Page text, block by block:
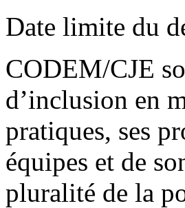
Date limite du
CODEM/CJE
d’inclusion en
pratiques, ses
équipes et de
pluralité de la